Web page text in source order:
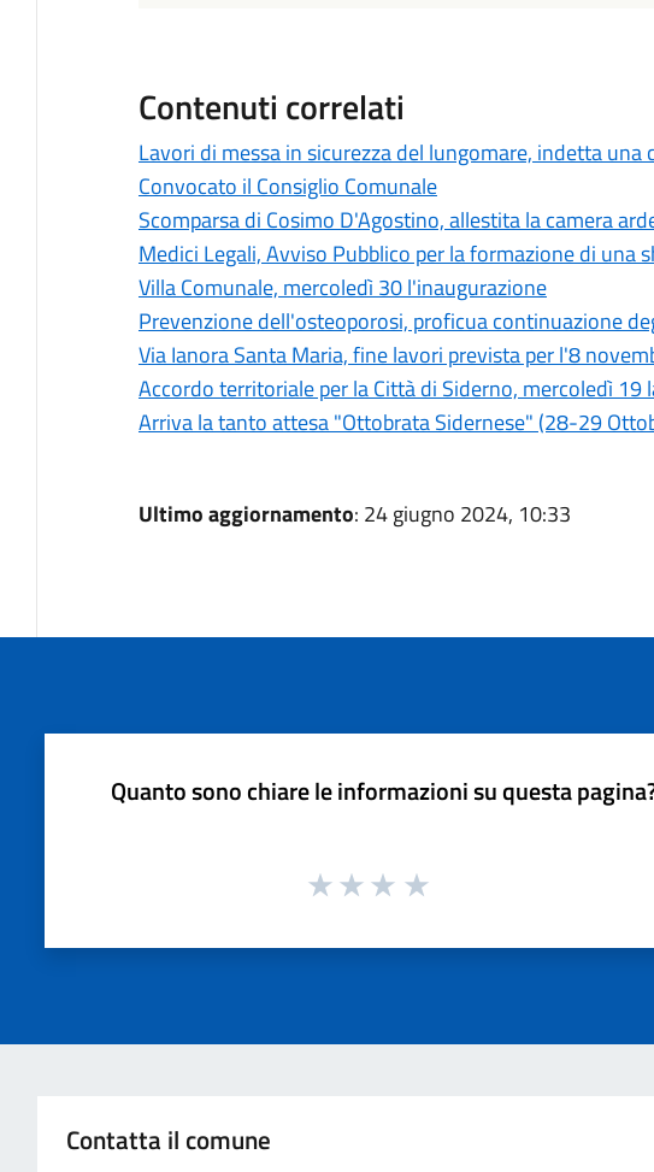
Contenuti correlati
Lavori di messa in sicurezza del lungomare, indetta una
Convocato il Consiglio Comunale
Scomparsa di Cosimo D'Agostino, allestita la camera
Medici Legali, Avviso Pubblico per la formazione di una
Villa Comunale, mercoledì 30 l'inaugurazione
Prevenzione dell'osteoporosi, proficua continuazione
Via Ianora Santa Maria, fine lavori prevista per l'8
Accordo territoriale per la Città di Siderno, mercoledì 19
Arriva la tanto attesa "Ottobrata Sidernese" (28-29
Ultimo aggiornamento: 24 giugno 2024, 10:33
Quanto sono chiare le informazioni su questa
Contatta il comune